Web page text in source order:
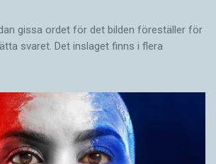
gissa ordet för det bilden föreställer för
svaret. Det inslaget finns i flera